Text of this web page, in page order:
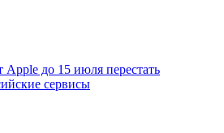
до 15 июля перестать
сервисы